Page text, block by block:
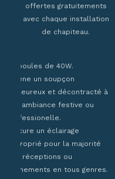
offertes gratuitements
avec chaque installation
de chapiteau.
Ampoules de 40W.
Amène un soupçon
chaleureux et décontracté à
une ambiance festive ou
professionelle.
Procure un éclairage
approprié pour la majorité
des réceptions ou
évènements en tous genres.